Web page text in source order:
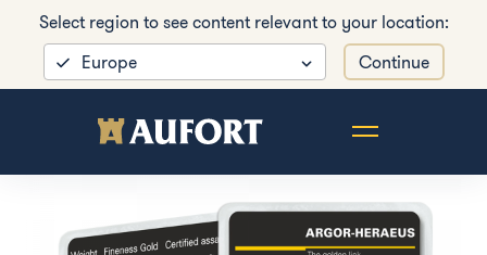
Select region to see content relevant to your location:
Europe
Continue